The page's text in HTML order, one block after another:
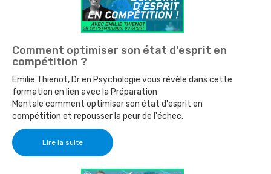
Comment optimiser son état d'esprit en
compétition ?
Emilie Thienot, Dr en Psychologie vous révèle dans cette
formation en lien avec la Préparation
Mentale comment optimiser son état d'esprit en
compétition et repousser la peur de l'échec.
Lire la suite